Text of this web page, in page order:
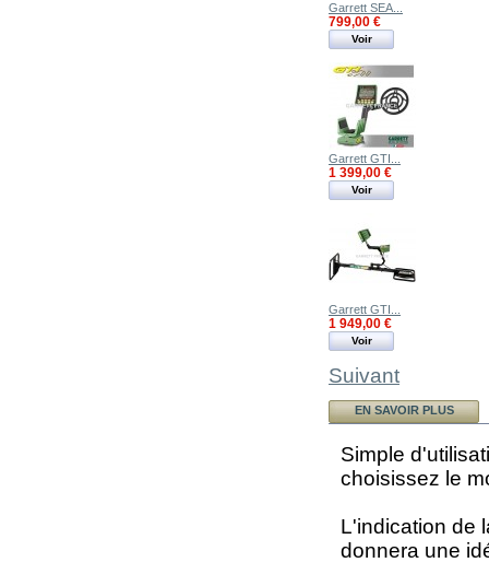
Garrett SEA...
799,00 €
Voir
Garrett GTI...
1 399,00 €
Voir
Garrett GTI...
1 949,00 €
Voir
Suivant
EN SAVOIR PLUS
Simple
choisissez le
L'indication de
donnera une